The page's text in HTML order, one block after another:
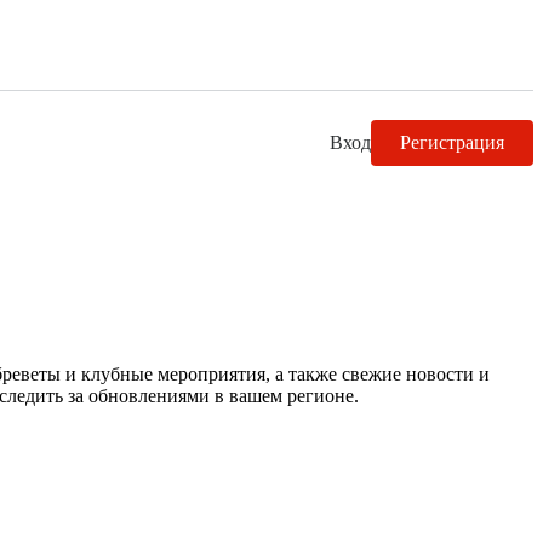
Вход Регистрация
и клубные мероприятия, а также свежие новости и
за обновлениями в вашем регионе.